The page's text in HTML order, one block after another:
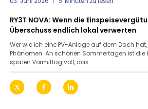
RY3T NOVA: Wenn die
Überschuss endlich lokal verwerten
Wer wie ich eine PV-Anlage auf dem Dach
Phänomen: An schönen Sommertagen ist die
späten Vormittag voll, das ...